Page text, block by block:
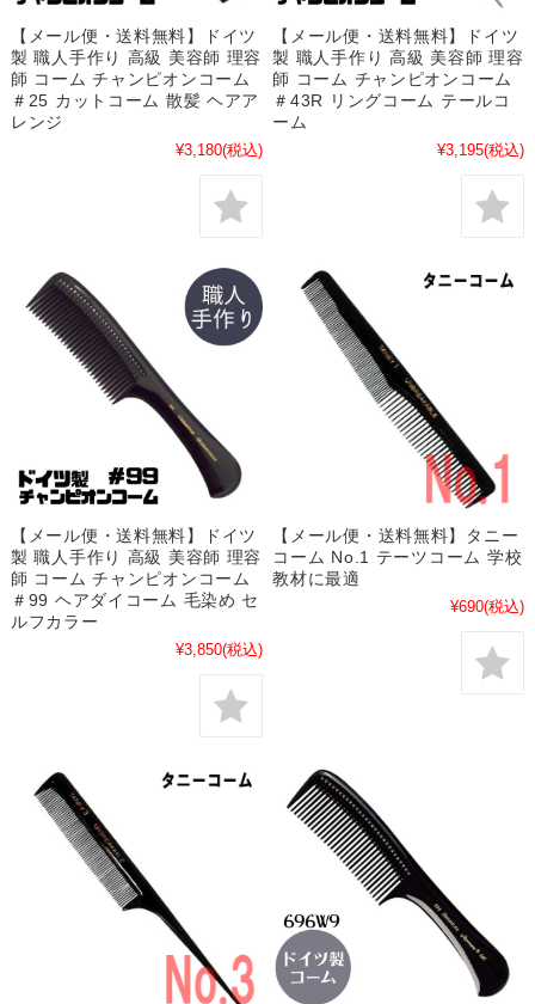
【メール便・送料無料】ドイツ
製 職人手作り 高級 美容師 理容
師 コーム チャンピオンコーム
＃25 カットコーム 散髪 ヘアア
レンジ
¥3,180(税込)
【メール便・送料無料】ドイツ
製 職人手作り 高級 美容師 理容
師 コーム チャンピオンコーム
＃43R リングコーム テールコ
ーム
¥3,195(税込)
【メール便・送料無料】ドイツ
製 職人手作り 高級 美容師 理容
師 コーム チャンピオンコーム
＃99 ヘアダイコーム 毛染め セ
ルフカラー
¥3,850(税込)
【メール便・送料無料】タニー
コーム No.1 テーツコーム 学校
教材に最適
¥690(税込)